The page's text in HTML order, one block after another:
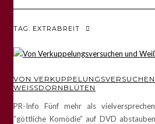
TAG: EXTRABREIT
VON
WEISSDORNBLÜTEN
PR-Info Fünf mehr als
“göttliche Komödie” auf DVD